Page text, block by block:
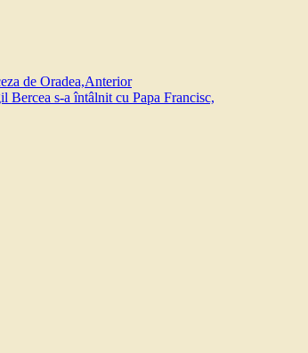
de Oradea,Anterior
Bercea s-a întâlnit cu Papa Francisc,